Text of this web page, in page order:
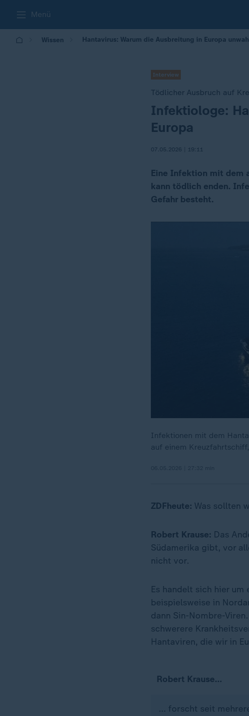
Menü
Wissen Hantavirus: Warum die Ausbreitung in Europa
Interview
Tödlicher Ausbruch auf
:Infektiologe:
Europa
07.05.2026 | 19:11
Eine Infektion mit dem
kann tödlich enden.
Gefahr besteht.
Infektionen mit dem
auf einem
ZDFheute: Was sollten
Robert Krause: Das
Südamerika gibt, vor
nicht vor.
Es handelt sich hier um
beispielsweise in
dann Sin-Nombre-
schwerere
Hantaviren, die wir in
Robert Krause...
... forscht seit